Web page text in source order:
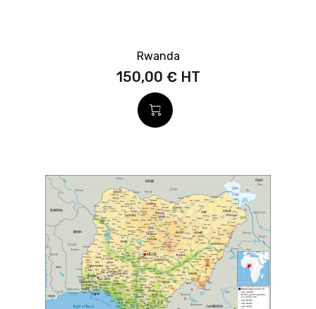
Rwanda
150,00 €